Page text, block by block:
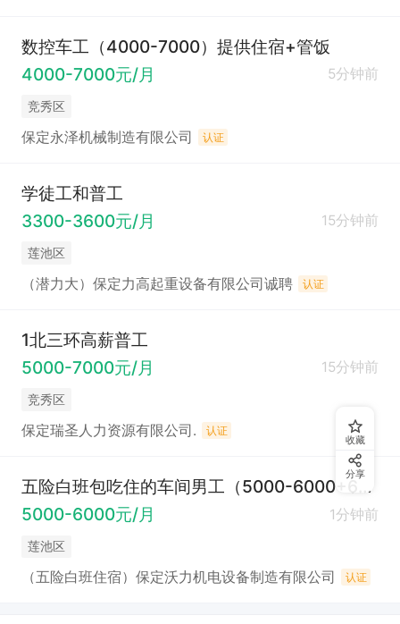
数控车工（4000-7000）提供住宿+管饭
4000-7000元/月
5分钟前
竞秀区
保定永泽机械制造有限公司 认证
学徒工和普工
3300-3600元/月
15分钟前
莲池区
（潜力大）保定力高起重设备有限公司诚聘 认证
1北三环高薪普工
5000-7000元/月
15分钟前
竞秀区
保定瑞圣人力资源有限公司. 认证
五险白班包吃住的车间男工（5000-6000+60岁以下）
5000-6000元/月
1分钟前
莲池区
（五险白班住宿）保定沃力机电设备制造有限公司 认证
收藏
分享